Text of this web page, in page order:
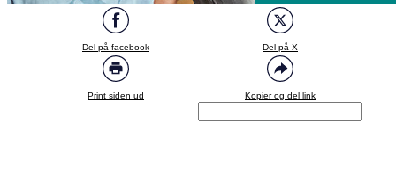
Del på facebook Del på X
Print siden ud Kopier og del link